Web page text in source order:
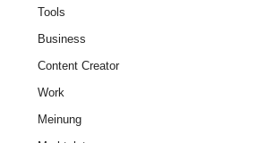
Tools
Business
Content Creator
Work
Meinung